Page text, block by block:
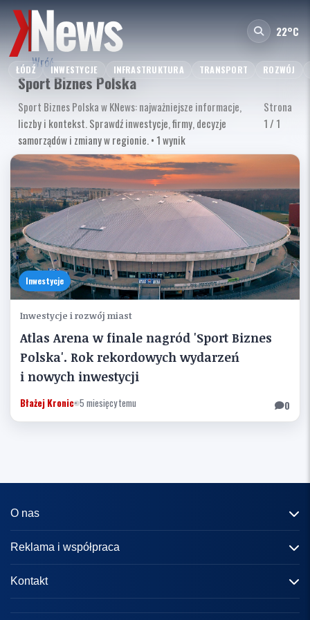
22°C
ŁÓDŹ INWESTYCJE INFRASTRUKTURA TRANSPORT ROZWÓJ
← Wróć
Sport Biznes Polska
Sport Biznes Polska w KNews: najważniejsze informacje,
liczby i kontekst. Sprawdź inwestycje, firmy, decyzje
samorządów i zmiany w regionie. • 1 wynik
Strona
1 / 1
Inwestycje
Inwestycje i rozwój miast
Atlas Arena w finale nagród 'Sport Biznes
Polska'. Rok rekordowych wydarzeń
i nowych inwestycji
Błażej Kronic•5 miesięcy temu 0
O nas
Informacje o portalu
Reklama i współpraca
Reklama
Kontakt
kontakt@knews.pl